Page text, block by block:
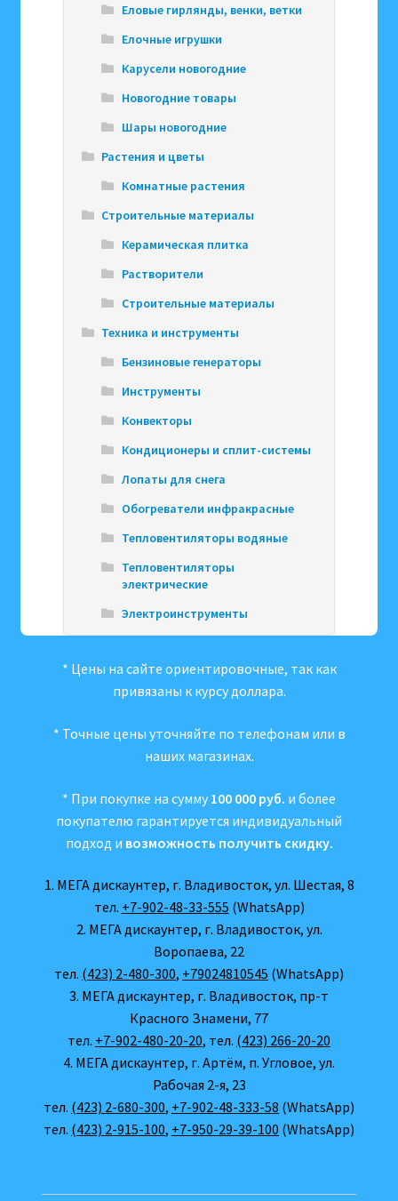
Еловые гирлянды, венки, ветки
Елочные игрушки
Карусели новогодние
Новогодние товары
Шары новогодние
Растения и цветы
Комнатные растения
Строительные материалы
Керамическая плитка
Растворители
Строительные материалы
Техника и инструменты
Бензиновые генераторы
Инструменты
Конвекторы
Кондиционеры и сплит-системы
Лопаты для снега
Обогреватели инфракрасные
Тепловентиляторы водяные
Тепловентиляторы
электрические
Электроинструменты
* Цены на сайте ориентировочные, так как
привязаны к курсу доллара.
* Точные цены уточняйте по телефонам или в
наших магазинах.
* При покупке на сумму 100 000 руб. и более
покупателю гарантируется индивидуальный
подход и возможность получить скидку.
1. МЕГА дискаунтер, г. Владивосток, ул. Шестая, 8
тел. +7-902-48-33-555 (WhatsApp)
2. МЕГА дискаунтер, г. Владивосток, ул.
Воропаева, 22
тел. (423) 2-480-300, +79024810545 (WhatsApp)
3. МЕГА дискаунтер, г. Владивосток, пр-т
Красного Знамени, 77
тел. +7-902-480-20-20, тел. (423) 266-20-20
4. МЕГА дискаунтер, г. Артём, п. Угловое, ул.
Рабочая 2-я, 23
тел. (423) 2-680-300, +7-902-48-333-58 (WhatsApp)
тел. (423) 2-915-100, +7-950-29-39-100 (WhatsApp)